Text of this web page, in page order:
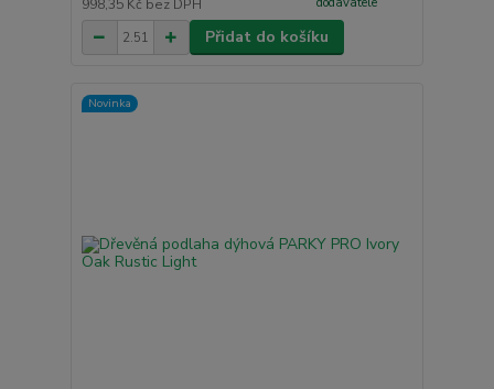
998,35 Kč bez DPH
Přidat do košíku
Novinka